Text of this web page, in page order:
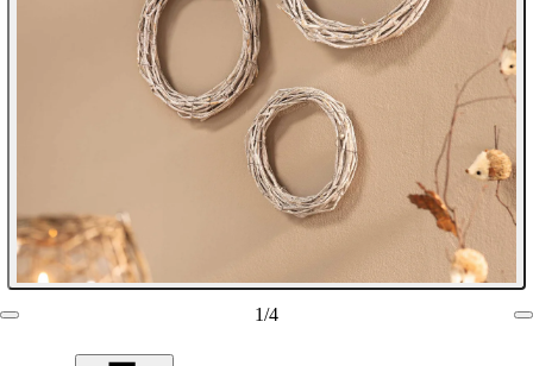
1/4